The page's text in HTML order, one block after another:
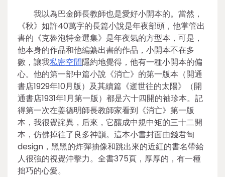
我以為巴金師長教師也是愛好小開本的。當然，
《秋》如許40萬字的長篇小說是年夜部頭，他掌管出
書的《克魯泡特金選集》是年夜氣的方型本，可是，
他本身的作品和他編纂出書的作品，小開本不在多
數，讓我私密空間隱約地覺得，他有一種小開本的偏
心。他的第一部中篇小說《消亡》的第一版本（開通
書店1929年10月版）及其續篇《逝世往的太陽》（開
通書店1931年1月第一版）都是六十四開的袖珍本。記
得第一次在姜德明師長教師家看到《消亡》第一版
本，我很覺詫異，后來，它釀成中規中矩的三十二開
本，仿佛掉往了良多神韻。這本小書封面由錢君匋
design，黑黑的炸彈抽像和跳出來的近紅的書名帶給
人很強的視覺沖擊力。全書375頁，厚厚的，有一種
拙巧的心愛。